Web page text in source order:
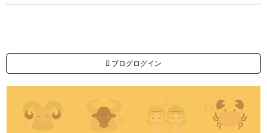
ブログログイン